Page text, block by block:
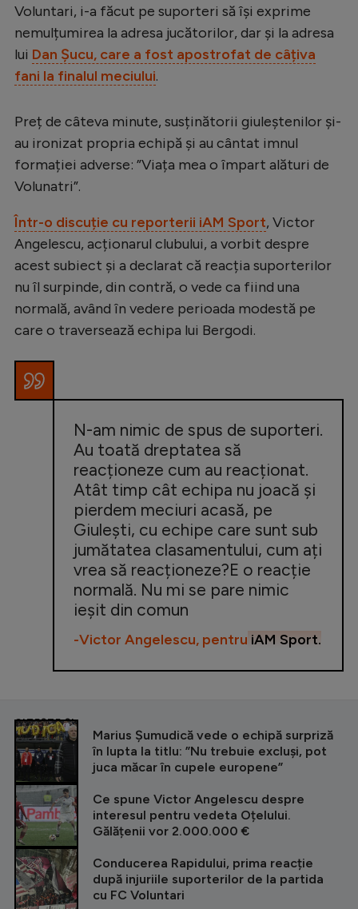
Voluntari, i-a făcut pe suporteri să își exprime
nemulțumirea la adresa jucătorilor, dar și la adresa
lui Dan Șucu, care a fost apostrofat de câțiva
fani la finalul meciului.
Preț de câteva minute, susținătorii giuleștenilor și-
au ironizat propria echipă și au cântat imnul
formației adverse: ”Viața mea o împart alături de
Volunatri”.
Într-o discuție cu reporterii iAM Sport, Victor
Angelescu, acționarul clubului, a vorbit despre
acest subiect și a declarat că reacția suporterilor
nu îl surpinde, din contră, o vede ca fiind una
normală, având în vedere perioada modestă pe
care o traversează echipa lui Bergodi.
N-am nimic de spus de suporteri.
Au toată dreptatea să
reacționeze cum au reacționat.
Atât timp cât echipa nu joacă și
pierdem meciuri acasă, pe
Giulești, cu echipe care sunt sub
jumătatea clasamentului, cum ați
vrea să reacționeze?E o reacție
normală. Nu mi se pare nimic
ieșit din comun
-Victor Angelescu, pentru iAM Sport.
CITEȘTE ȘI
Marius Șumudică vede o echipă surpriză
în lupta la titlu: ”Nu trebuie excluși, pot
juca măcar în cupele europene”
Ce spune Victor Angelescu despre
interesul pentru vedeta Oțelului.
Gălățenii vor 2.000.000 €
Conducerea Rapidului, prima reacție
după injuriile suporterilor de la partida
cu FC Voluntari